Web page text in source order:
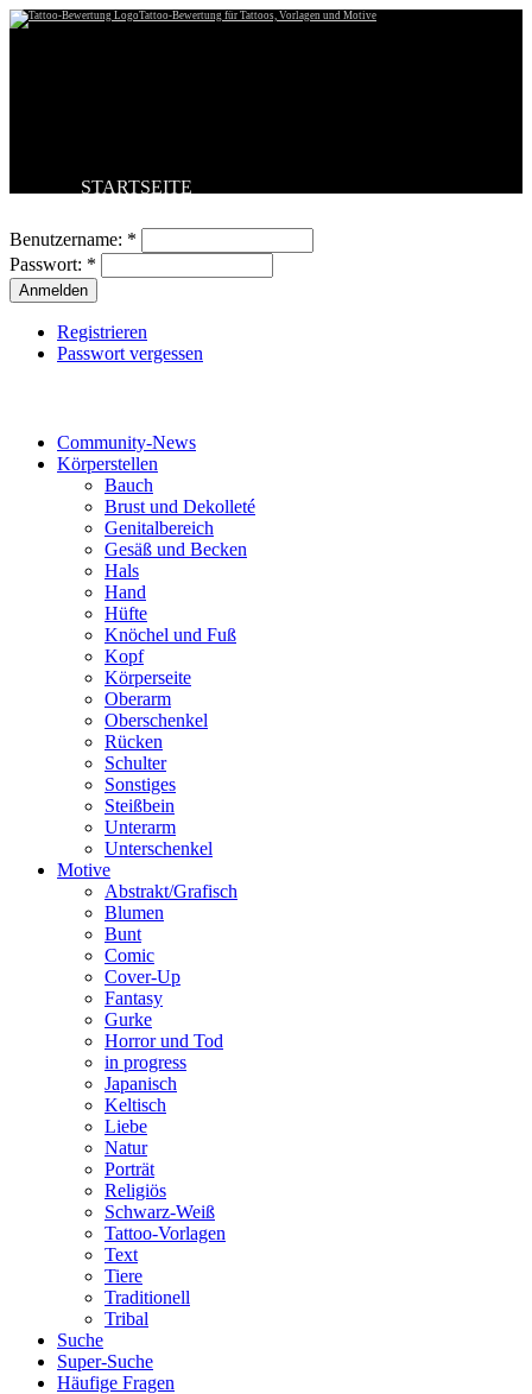
Tattoo-Bewertung für Tattoos, Vorlagen und Motive
STARTSEITE
BESTE TATTOOS
NEUESTE TATTOOS
KOMMENTARE
FORUM
Benutzername: *
Passwort: *
Registrieren
Passwort vergessen
Community-News
Körperstellen
Bauch
Brust und Dekolleté
Genitalbereich
Gesäß und Becken
Hals
Hand
Hüfte
Knöchel und Fuß
Kopf
Körperseite
Oberarm
Oberschenkel
Rücken
Schulter
Sonstiges
Steißbein
Unterarm
Unterschenkel
Motive
Abstrakt/Grafisch
Blumen
Bunt
Comic
Cover-Up
Fantasy
Gurke
Horror und Tod
in progress
Japanisch
Keltisch
Liebe
Natur
Porträt
Religiös
Schwarz-Weiß
Tattoo-Vorlagen
Text
Tiere
Traditionell
Tribal
Suche
Super-Suche
Häufige Fragen